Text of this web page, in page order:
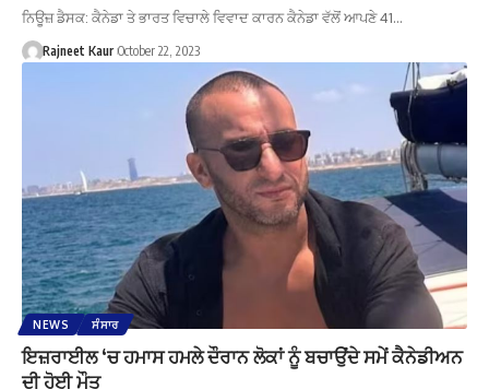
ਨਿਊਜ਼ ਡੈਸਕ: ਕੈਨੇਡਾ ਤੇ ਭਾਰਤ ਵਿਚਾਲੇ ਵਿਵਾਦ ਕਾਰਨ ਕੈਨੇਡਾ ਵੱਲੋਂ ਆਪਣੇ 41…
Rajneet Kaur October 22, 2023
NEWS ਸੰਸਾਰ
ਇਜ਼ਰਾਈਲ ‘ਚ ਹਮਾਸ ਹਮਲੇ ਦੌਰਾਨ ਲੋਕਾਂ ਨੂੰ ਬਚਾਉਂਦੇ ਸਮੇਂ ਕੈਨੇਡੀਅਨ
ਦੀ ਹੋਈ ਮੌਤ